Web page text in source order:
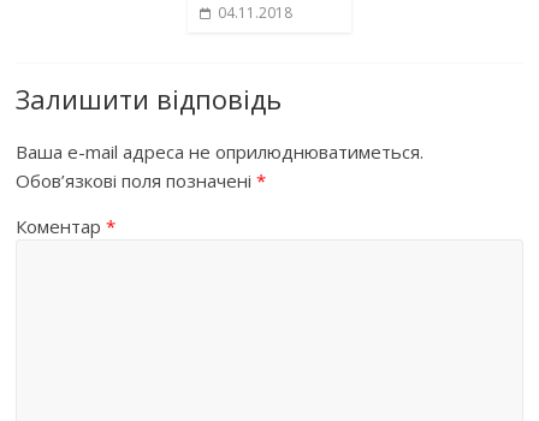
04.11.2018
Залишити відповідь
Ваша e-mail адреса не оприлюднюватиметься.
Обов’язкові поля позначені*
Коментар*